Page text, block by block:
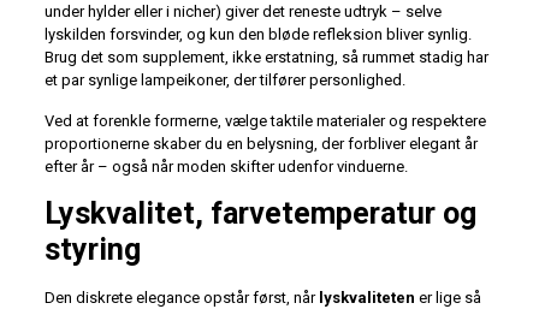
under hylder eller i nicher) giver det reneste udtryk – selve
lyskilden forsvinder, og kun den bløde refleksion bliver synlig.
Brug det som supplement, ikke erstatning, så rummet stadig har
et par synlige lampe­ikoner, der tilfører personlighed.
Ved at forenkle formerne, vælge taktile materialer og respektere
proportionerne skaber du en belysning, der forbliver elegant år
efter år – også når moden skifter udenfor vinduerne.
Lyskvalitet, farvetemperatur og
styring
Den diskrete elegance opstår først, når lyskvaliteten er lige så